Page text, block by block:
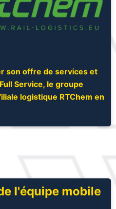
son offre de services et
Service, le groupe
logistique RTChem en
l'équipe mobile